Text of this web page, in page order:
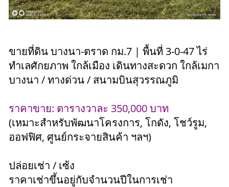
ขายที่ดิน บางนา-ตราด กม.7 | พื้นที่ 3-0-47 ไร่
ทำเลศักยภาพ ใกล้เมือง เดินทางสะดวก ใกล้เมกา
บางนา / ทางด่วน / สนามบินสุวรรณภูมิ
ราคาขาย: ตารางวาละ 350,000 บาท
(เหมาะสำหรับพัฒนาโครงการ, โกดัง, โชว์รูม,
ออฟฟิศ, ศูนย์กระจายสินค้า ฯลฯ)
ปล่อยเช่า / เซ้ง
ราคาเช่าขึ้นอยู่กับจำนวนปีในการเช่า